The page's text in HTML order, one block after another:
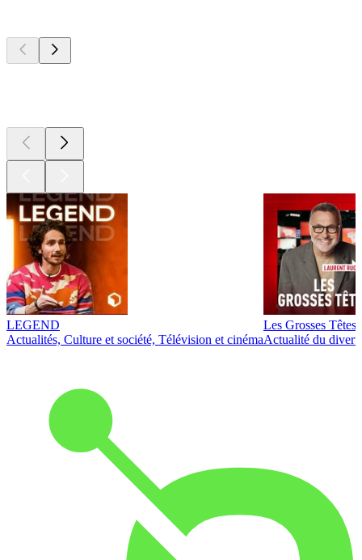
LEGEND
Actualités, Culture et société, Télévision et cinéma
Les Grosses Têtes
Actualité du